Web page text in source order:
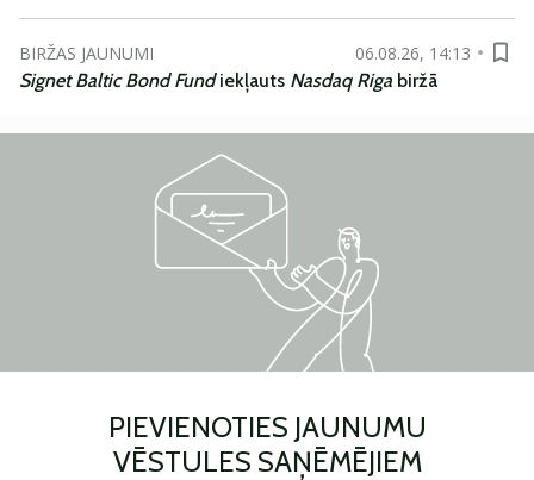
BIRŽAS JAUNUMI
06.08.26, 14:13
Signet Baltic Bond Fundiekļauts Nasdaq Riga biržā
PIEVIENOTIES JAUNUMU
VĒSTULES SAŅĒMĒJIEM